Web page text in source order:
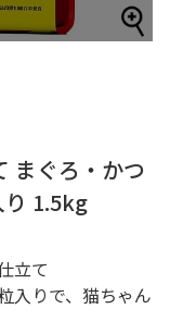
まぐろ・かつ
1.5kg
立て
入りで、猫ちゃん